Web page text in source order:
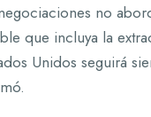
no
que incluya la
Unidos seguirá